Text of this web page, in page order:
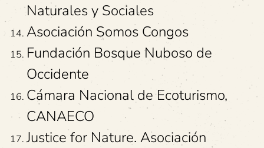
Naturales y Sociales
Asociación Somos Congos
Fundación Bosque Nuboso de
Occidente
Cámara Nacional de Ecoturismo,
CANAECO
Justice for Nature. Asociación